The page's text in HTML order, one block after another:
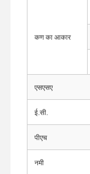
कण का आकार
एसएसए
ई.सी.
पीएच
नमी